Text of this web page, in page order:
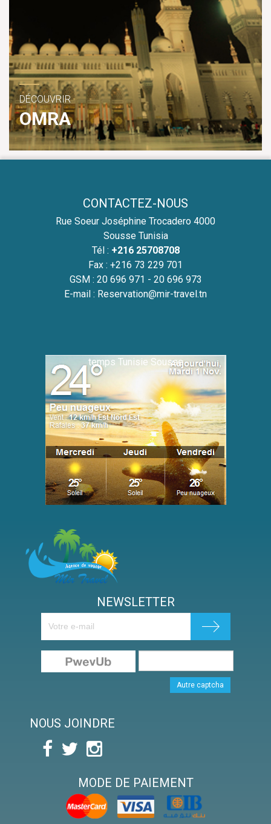
DÉCOUVRIR
OMRA
CONTACTEZ-NOUS
Rue Soeur Joséphine Trocadero 4000
Sousse Tunisia
Tél : +216 25708708
Fax : +216 73 229 701
GSM : 20 696 971 - 20 696 973
E-mail : Reservation@mir-travel.tn
temps Tunisie Sousse
NEWSLETTER
Autre captcha
NOUS JOINDRE
MODE DE PAIEMENT